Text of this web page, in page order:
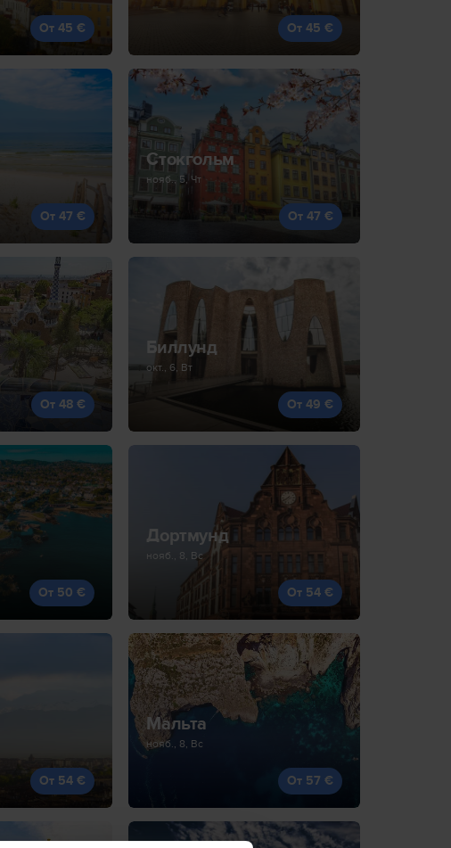
От 45 € От 45 €
От 47 €
Стокгольм
нояб., 5, Чт
От 47 €
От 48 €
Биллунд
окт., 6, Вт
От 49 €
От 50 €
Дортмунд
нояб., 8, Вс
От 54 €
От 54 €
Мальта
нояб., 8, Вс
От 57 €